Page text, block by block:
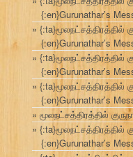
{:en}Gurunathar’s
{:ta}மூலநட்சத்திரத்தில்
{:en}Gurunathar’s
{:ta}மூலநட்சத்திரத்தில்
{:en}Gurunathar’s
{:ta}மூலநட்சத்திரத்தில்
{:en}Gurunathar’s
மூலநட்சத்திரத்தில்
{:ta}மூலநட்சத்திரத்தில்
{:en}Gurunathar’s